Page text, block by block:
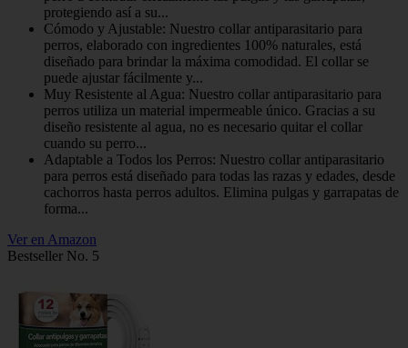
protegiendo así a su...
Cómodo y Ajustable: Nuestro collar antiparasitario para
perros, elaborado con ingredientes 100% naturales, está
diseñado para brindar la máxima comodidad. El collar se
puede ajustar fácilmente y...
Muy Resistente al Agua: Nuestro collar antiparasitario para
perros utiliza un material impermeable único. Gracias a su
diseño resistente al agua, no es necesario quitar el collar
cuando su perro...
Adaptable a Todos los Perros: Nuestro collar antiparasitario
para perros está diseñado para todas las razas y edades, desde
cachorros hasta perros adultos. Elimina pulgas y garrapatas de
forma...
Ver en Amazon
Bestseller No. 5